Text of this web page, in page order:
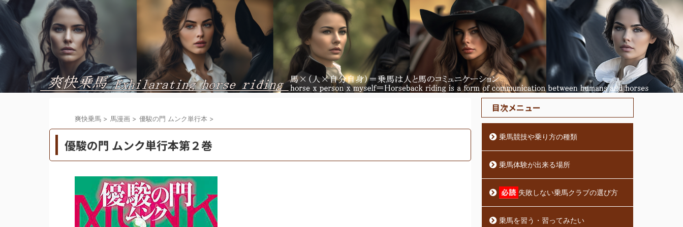
爽快乗馬 > 馬漫画 > 優駿の門 ムンク単行本 >
優駿の門 ムンク単行本第２巻
目次メニュー
乗馬競技や乗り方の種類
乗馬体験が出来る場所
失敗しない乗馬クラブの選び方
乗馬を習う・習ってみたい